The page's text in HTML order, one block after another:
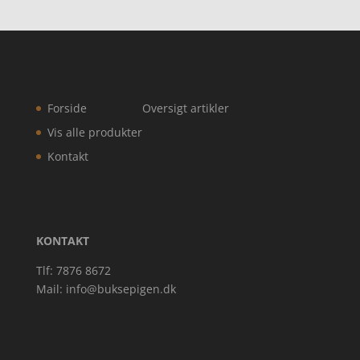
Forside
Vis alle produkter
Kontakt
Oversigt artikler
KONTAKT
Tlf: 7876 8672
Mail: info@buksepigen.dk